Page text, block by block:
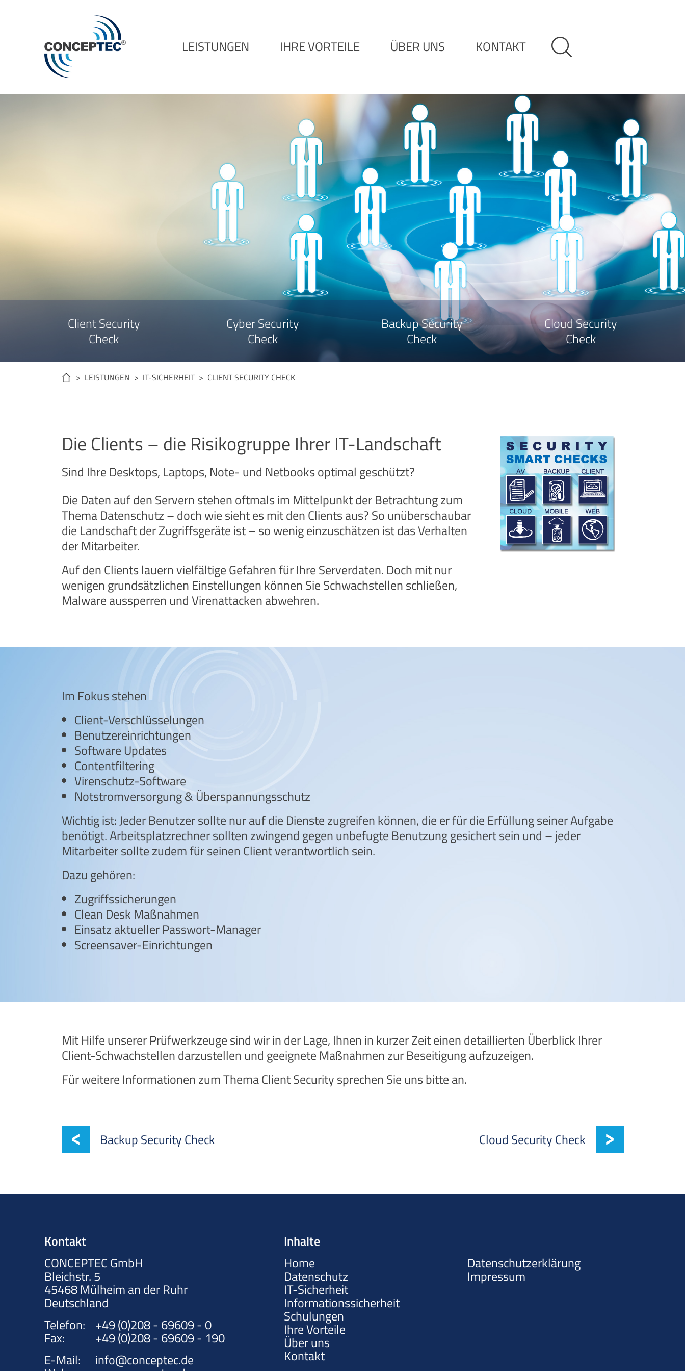
LEISTUNGEN IHRE VORTEILE ÜBER UNS KONTAKT
Client Security
Check
Cyber Security
Check
Backup Security
Check
Cloud Security
Check
> LEISTUNGEN > IT-SICHERHEIT> CLIENT SECURITY CHECK
Die Clients – die Risikogruppe Ihrer IT-Landschaft
Sind Ihre Desktops, Laptops, Note- und Netbooks optimal geschützt?
Die Daten auf den Servern stehen oftmals im Mittelpunkt der Betrachtung zum
Thema Datenschutz – doch wie sieht es mit den Clients aus? So unüberschaubar
die Landschaft der Zugriffsgeräte ist – so wenig einzuschätzen ist das Verhalten
der Mitarbeiter.
Auf den Clients lauern vielfältige Gefahren für Ihre Serverdaten. Doch mit nur
wenigen grundsätzlichen Einstellungen können Sie Schwachstellen schließen,
Malware aussperren und Virenattacken abwehren.
Im Fokus stehen
Client-Verschlüsselungen
Benutzereinrichtungen
Software Updates
Contentfiltering
Virenschutz-Software
Notstromversorgung & Überspannungsschutz
Wichtig ist: Jeder Benutzer sollte nur auf die Dienste zugreifen können, die er für die Erfüllung seiner Aufgabe
benötigt. Arbeitsplatzrechner sollten zwingend gegen unbefugte Benutzung gesichert sein und – jeder
Mitarbeiter sollte zudem für seinen Client verantwortlich sein.
Dazu gehören:
Zugriffssicherungen
Clean Desk Maßnahmen
Einsatz aktueller Passwort-Manager
Screensaver-Einrichtungen
Mit Hilfe unserer Prüfwerkzeuge sind wir in der Lage, Ihnen in kurzer Zeit einen detaillierten Überblick Ihrer
Client-Schwachstellen darzustellen und geeignete Maßnahmen zur Beseitigung aufzuzeigen.
Für weitere Informationen zum Thema Client Security sprechen Sie uns bitte an.
Backup Security Check Cloud Security Check
Kontakt
CONCEPTEC GmbH
Bleichstr. 5
45468Mülheim an der Ruhr
Deutschland
Telefon:
+49 (0)208 - 69609 - 0
Fax:
+49 (0)208 - 69609 - 190
E-Mail:
info@conceptec.de
Inhalte
Home
Datenschutz
IT-Sicherheit
Informationssicherheit
Schulungen
Ihre Vorteile
Über uns
Kontakt
Datenschutzerklärung
Impressum